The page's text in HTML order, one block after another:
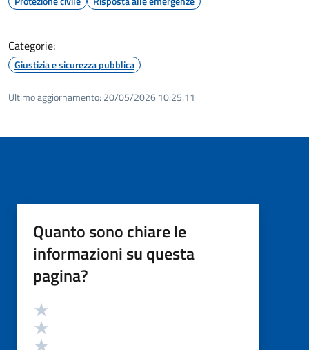
Categorie:
Giustizia e sicurezza pubblica
Ultimo aggiornamento: 20/05/2026 10:25.11
Quanto sono chiare le
informazioni su questa
pagina?
Valutazione